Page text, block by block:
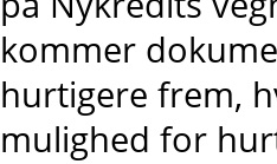
kommer
hurtigere frem,
mulighed for